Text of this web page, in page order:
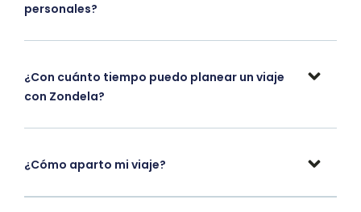
personales?
¿Con cuánto tiempo puedo planear un viaje
con Zondela?
¿Cómo aparto mi viaje?